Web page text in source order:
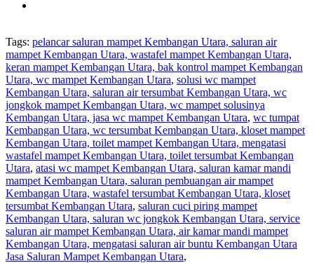
Tags: pelancar saluran mampet Kembangan Utara, saluran air
mampet Kembangan Utara, wastafel mampet Kembangan Utara,
keran mampet Kembangan Utara, bak kontrol mampet Kembangan
Utara, wc mampet Kembangan Utara, solusi wc mampet
Kembangan Utara, saluran air tersumbat Kembangan Utara, wc
jongkok mampet Kembangan Utara, wc mampet solusinya
Kembangan Utara, jasa wc mampet Kembangan Utara, wc tumpat
Kembangan Utara, wc tersumbat Kembangan Utara, kloset mampet
Kembangan Utara, toilet mampet Kembangan Utara, mengatasi
wastafel mampet Kembangan Utara, toilet tersumbat Kembangan
Utara, atasi wc mampet Kembangan Utara, saluran kamar mandi
mampet Kembangan Utara, saluran pembuangan air mampet
Kembangan Utara, wastafel tersumbat Kembangan Utara, kloset
tersumbat Kembangan Utara, saluran cuci piring mampet
Kembangan Utara, saluran wc jongkok Kembangan Utara, service
saluran air mampet Kembangan Utara, air kamar mandi mampet
Kembangan Utara, mengatasi saluran air buntu Kembangan Utara
Jasa Saluran Mampet Kembangan Utara,